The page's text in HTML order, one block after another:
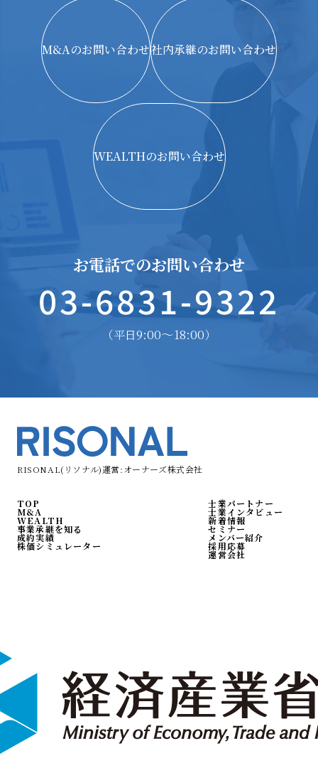
M&Aのお問い合わせ社内承継のお問い合わせ
WEALTHのお問い合わせ
お電話でのお問い合わせ
03-6831-9322
（平日9:00〜18:00）
RISONAL(リソナル)運営:オーナーズ株式会社
TOP
M&A
WEALTH
事業承継を知る
成約実績
株価シミュレーター
士業パートナー
士業インタビュー
新着情報
セミナー
メンバー紹介
採用応募
運営会社